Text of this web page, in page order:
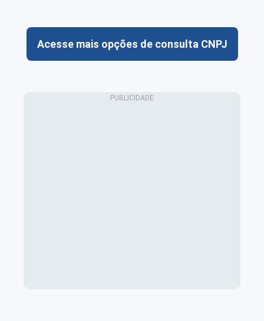
Acesse mais opções de consulta CNPJ